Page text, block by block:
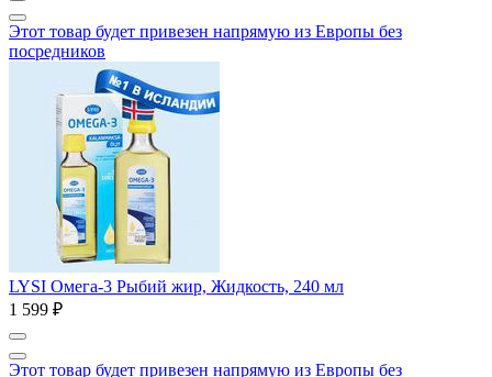
Этот товар будет привезен напрямую из Европы без
посредников
LYSI Омега-3 Рыбий жир, Жидкость, 240 мл
1 599 ₽
Этот товар будет привезен напрямую из Европы без